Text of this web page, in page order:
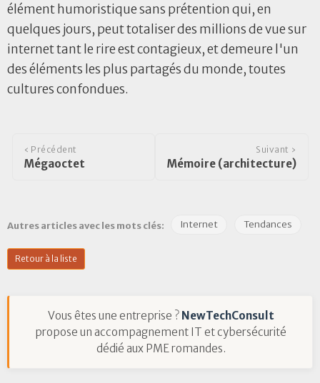
élément humoristique sans prétention qui, en
quelques jours, peut totaliser des millions de vue sur
internet tant le rire est contagieux, et demeure l'un
des éléments les plus partagés du monde, toutes
cultures confondues.
‹ Précédent
Mégaoctet
Suivant ›
Mémoire (architecture)
Autres articles avec les mots clés: Internet Tendances
Retour à la liste
Vous êtes une entreprise ? NewTechConsult
propose un accompagnement IT et cybersécurité
dédié aux PME romandes.